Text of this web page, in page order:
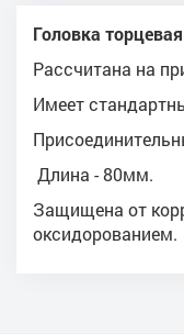
Головка
Рассчитана на
Имеет
Длина - 80мм.
Защищена от
оксидорованием.